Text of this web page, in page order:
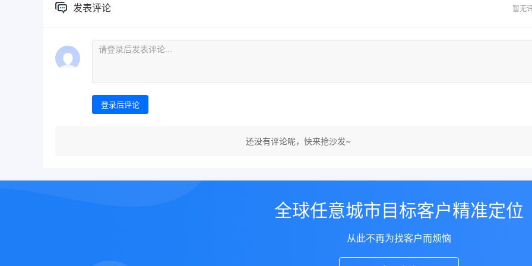
发表评论 暂无
登录后评论
还没有评论呢，快来抢沙发~
全球任意城市目标客户精准定位
从此不再为找客户而烦恼